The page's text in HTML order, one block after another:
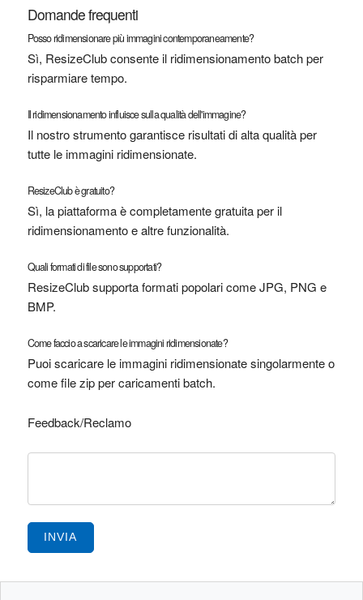
Domande frequenti
Posso ridimensionare più immagini contemporaneamente?
Sì, ResizeClub consente il ridimensionamento batch per
risparmiare tempo.
Il ridimensionamento influisce sulla qualità dell'immagine?
Il nostro strumento garantisce risultati di alta qualità per
tutte le immagini ridimensionate.
ResizeClub è gratuito?
Sì, la piattaforma è completamente gratuita per il
ridimensionamento e altre funzionalità.
Quali formati di file sono supportati?
ResizeClub supporta formati popolari come JPG, PNG e
BMP.
Come faccio a scaricare le immagini ridimensionate?
Puoi scaricare le immagini ridimensionate singolarmente o
come file zip per caricamenti batch.
Feedback/Reclamo
INVIA